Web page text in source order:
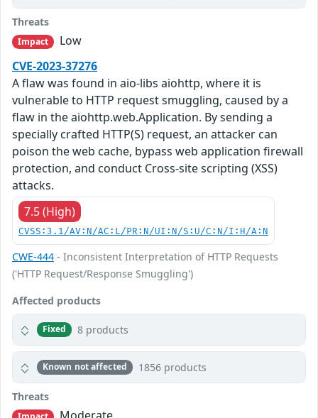
Threats
Impact
Low
CVE-2023-37276
A flaw was found in aio-libs aiohttp, where it is
vulnerable to HTTP request smuggling, caused by a
flaw in the aiohttp.web.Application. By sending a
specially crafted HTTP(S) request, an attacker can
poison the web cache, bypass web application firewall
protection, and conduct Cross-site scripting (XSS)
attacks.
7.5 (High)
CVSS:3.1/AV:N/AC:L/PR:N/UI:N/S:U/C:N/I:H/A:N
CWE-444 - Inconsistent Interpretation of HTTP Requests
('HTTP Request/Response Smuggling')
Affected products
Fixed 8 products
Known not affected 1856 products
Threats